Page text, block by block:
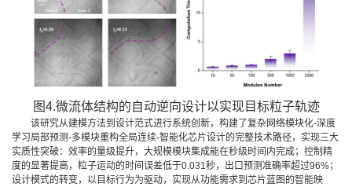
图4.微流体结构的自动逆向设计以实现目标粒子轨迹
该研究从建模方法到设计范式进行系统创新，构建了复杂网络模块化-深度
学习局部预测-多模块重构全局连续-智能化芯片设计的完整技术路径，实现三大
实质性突破：效率的量级提升，大规模模块集成能在秒级时间内完成；控制精
度的显著提高，粒子运动的时间误差低于0.031秒，出口预测准确率超过96%；
设计模式的转变，以目标行为为驱动，实现从功能需求到芯片蓝图的智能映